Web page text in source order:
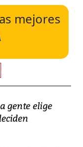
mejores
gente elige